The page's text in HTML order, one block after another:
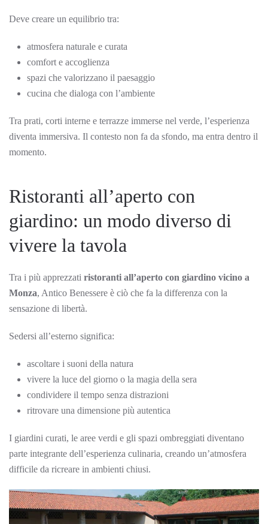
Deve creare un equilibrio tra:
atmosfera naturale e curata
comfort e accoglienza
spazi che valorizzano il paesaggio
cucina che dialoga con l’ambiente
Tra prati, corti interne e terrazze immerse nel verde, l’esperienza
diventa immersiva. Il contesto non fa da sfondo, ma entra dentro il
momento.
Ristoranti all’aperto con
giardino: un modo diverso di
vivere la tavola
Tra i più apprezzati ristoranti all’aperto con giardino vicino a
Monza, Antico Benessere è ciò che fa la differenza con la
sensazione di libertà.
Sedersi all’esterno significa:
ascoltare i suoni della natura
vivere la luce del giorno o la magia della sera
condividere il tempo senza distrazioni
ritrovare una dimensione più autentica
I giardini curati, le aree verdi e gli spazi ombreggiati diventano
parte integrante dell’esperienza culinaria, creando un’atmosfera
difficile da ricreare in ambienti chiusi.